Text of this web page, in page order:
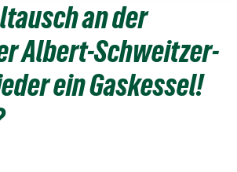
an der
Albert-Schweitzer-
ein Gaskessel!